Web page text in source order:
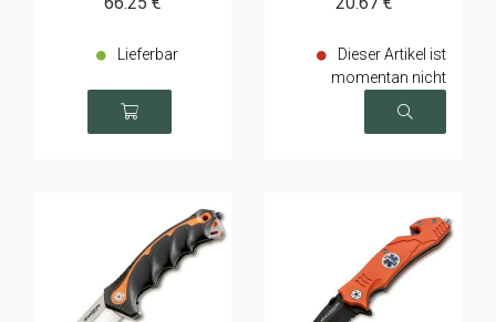
Lieferbar
Dieser Artikel ist
momentan nicht
verfügbar